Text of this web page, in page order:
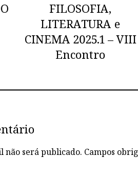
FILOSOFIA,
LITERATURA e
CINEMA 2025.1 – VIII
Encontro
não será publicado. Campos